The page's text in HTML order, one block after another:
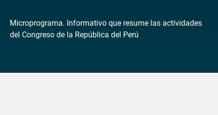
Microprograma. Informativo que resume las actividades
del Congreso de la República del Perú